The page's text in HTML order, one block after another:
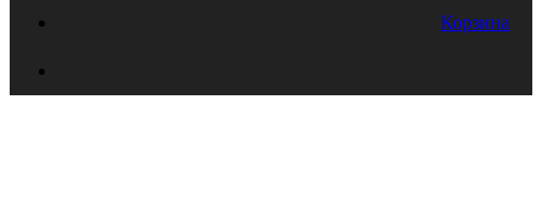
Корзина